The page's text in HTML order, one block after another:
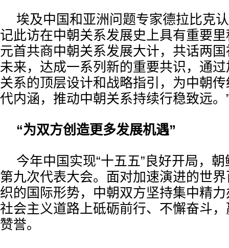
埃及中国和亚洲问题专家德拉比克
记此访在中朝关系发展史上具有重要里
元首共商中朝关系发展大计，共话两
未来，达成一系列新的重要共识，通
关系的顶层设计和战略指引，为中朝
代内涵，推动中朝关系持续行稳致远。
“为双方创造更多发展机遇”
今年中国实现“十五五”良好开局，
第九次代表大会。面对加速演进的世
织的国际形势，中朝双方坚持集中精
社会主义道路上砥砺前行、不懈奋斗
赞誉。